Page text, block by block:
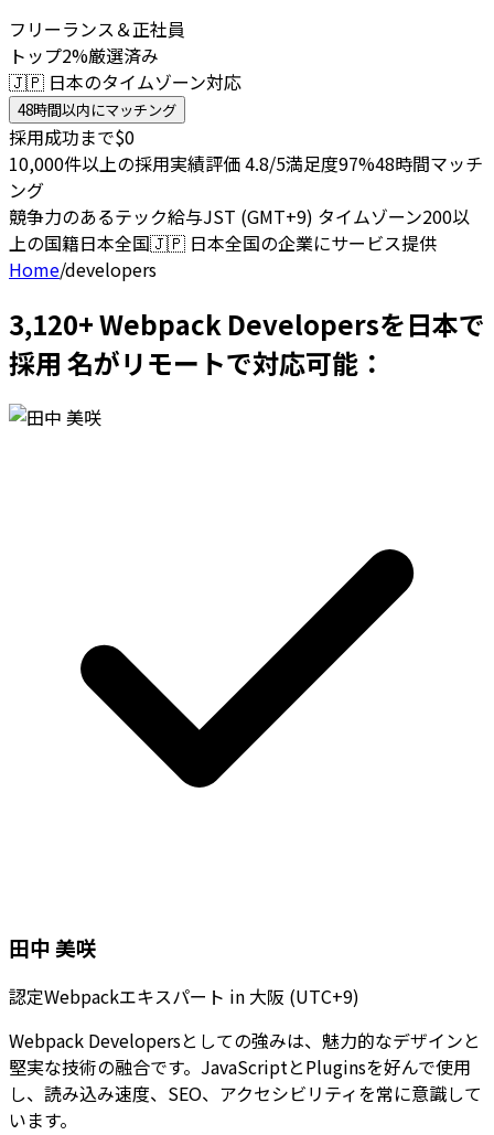
フリーランス＆正社員
トップ2%厳選済み
🇯🇵 日本のタイムゾーン対応
48時間以内にマッチング
採用成功まで$0
10,000件以上の採用実績評価 4.8/5満足度97%48時間マッチ
ング
競争力のあるテック給与JST (GMT+9) タイムゾーン200以
上の国籍日本全国🇯🇵 日本全国の企業にサービス提供
Home/developers
3,120+ Webpack Developersを日本で
採用 名がリモートで対応可能：
田中 美咲
認定Webpackエキスパート in 大阪 (UTC+9)
Webpack Developersとしての強みは、魅力的なデザインと
堅実な技術の融合です。JavaScriptとPluginsを好んで使用
し、読み込み速度、SEO、アクセシビリティを常に意識して
います。